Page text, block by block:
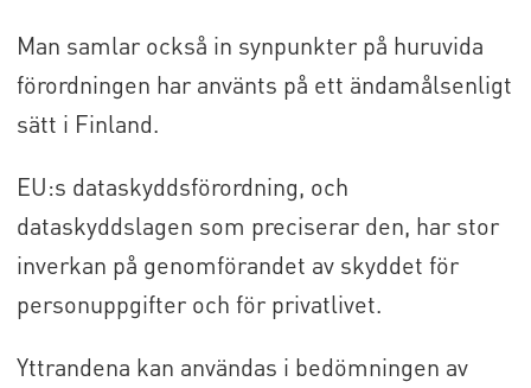
Man samlar också in synpunkter på huruvida
förordningen har använts på ett ändamålsenligt
sätt i Finland.
EU:s dataskyddsförordning, och
dataskyddslagen som preciserar den, har stor
inverkan på genomförandet av skyddet för
personuppgifter och för privatlivet.
Yttrandena kan användas i bedömningen av